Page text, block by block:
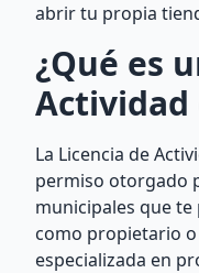
abrir tu propia
¿Qué es
Actividad
La Licencia de
permiso otorgado
municipales que
como propietario
especializada en